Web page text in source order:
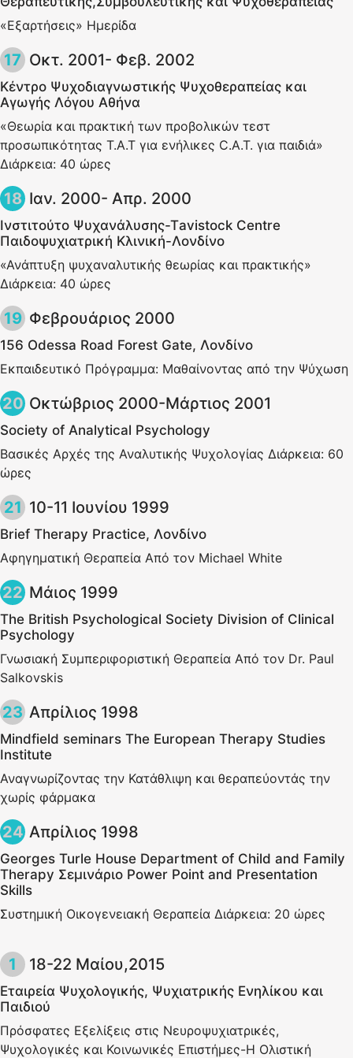
«Εξαρτήσεις» Ημερίδα
Οκτ. 2001- Φεβ. 2002
Κέντρο Ψυχοδιαγνωστικής Ψυχοθεραπείας και
Αγωγής Λόγου Αθήνα
«Θεωρία και πρακτική των προβολικών τεστ
προσωπικότητας Τ.Α.Τ για ενήλικες C.A.T. για παιδιά»
Διάρκεια: 40 ώρες
Ιαν. 2000- Απρ. 2000
Ινστιτούτο Ψυχανάλυσης-Τavistock Centre
Παιδοψυχιατρική Κλινική-Λονδίνο
«Ανάπτυξη ψυχαναλυτικής θεωρίας και πρακτικής»
Διάρκεια: 40 ώρες
Φεβρουάριος 2000
156 Odessa Road Forest Gate, Λονδίνο
Εκπαιδευτικό Πρόγραμμα: Μαθαίνοντας από την Ψύχωση
Οκτώβριος 2000-Μάρτιος 2001
Society of Analytical Psychology
Βασικές Αρχές της Αναλυτικής Ψυχολογίας Διάρκεια: 60
ώρες
10-11 Ιουνίου 1999
Brief Therapy Practice, Λονδίνο
Αφηγηματική Θεραπεία Από τον Michael White
Μάιος 1999
Τhe British Psychological Society Division of Clinical
Psychology
Γνωσιακή Συμπεριφοριστική Θεραπεία Από τον Dr. Paul
Salkovskis
Απρίλιος 1998
Mindfield seminars The European Therapy Studies
Institute
Αναγνωρίζοντας την Κατάθλιψη και θεραπεύοντάς την
χωρίς φάρμακα
Απρίλιος 1998
Georges Turle House Department of Child and Family
Therapy Σεμινάριο Power Point and Presentation
Skills
Συστημική Οικογενειακή Θεραπεία Διάρκεια: 20 ώρες
18-22 Μαίου,2015
Εταιρεία Ψυχολογικής, Ψυχιατρικής Ενηλίκου και
Παιδιού
Πρόσφατες Εξελίξεις στις Νευροψυχιατρικές,
Ψυχολογικές και Κοινωνικές Επιστήμες-Η Ολιστική